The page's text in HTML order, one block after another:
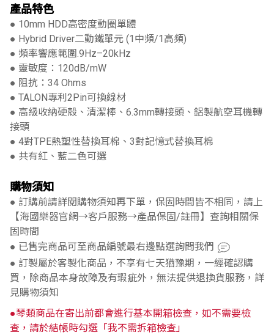
產品特色
● 10mm HDD高密度動圈單體
● Hybrid Driver二動鐵單元 (1中頻/1高頻)
● 頻率響應範圍.9Hz–20kHz
● 靈敏度：120dB/mW
● 阻抗：34 Ohms
● TALON專利2Pin可換線材
● 高級收納硬殼、清潔棒、6.3mm轉接頭、鋁製航空耳機轉
接頭
● 4對TPE熱塑性替換耳棉、3對記憶式替換耳棉
● 共有紅、藍二色可選
購物須知
● 訂購前請詳閱購物須知再下單，保固時間皆不相同，請上
【海國樂器官網→客戶服務→產品保固/註冊】查詢相關保
固時間
● 已售完商品可至商品編號最右邊點選詢問我們
● 訂製屬於客製化商品，不享有七天猶豫期，一經確認購
買，除商品本身故障及有瑕疵外，無法提供退換貨服務，詳
見購物須知
●琴類商品在寄出前都會進行基本開箱檢查，如不需要檢
查，請於結帳時勾選「我不需拆箱檢查」